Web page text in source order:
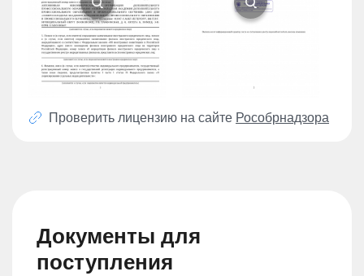
Проверить лицензию на сайте Рособрнадзора
Документы для
поступления